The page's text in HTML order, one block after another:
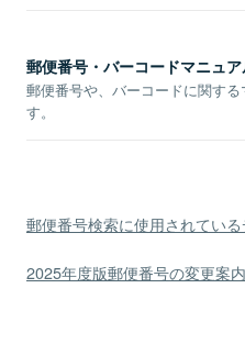
郵便番号・バーコードマニュ
郵便番号や、バーコードに関す
す。
郵便番号検索に使用されてい
2025年度版郵便番号の変更案内